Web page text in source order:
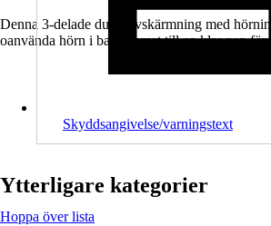
Denna 3-delade duschavskärmning med
oanvända hörn i badrummet till en klar zon för
Skyddsangivelse/varningstext
Ytterligare kategorier
Hoppa över lista